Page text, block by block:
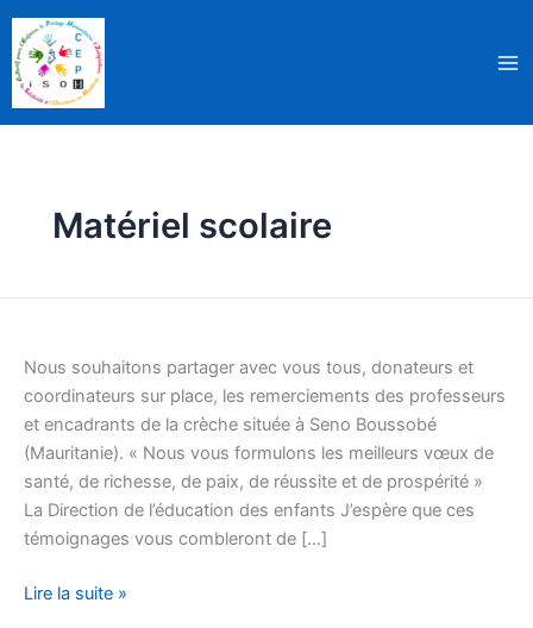
Aller
contenu
Matériel scolaire
Nous souhaitons partager avec vous tous, donateurs et
coordinateurs sur place, les remerciements des professeurs
et encadrants de la crèche située à Seno Boussobé
(Mauritanie). « Nous vous formulons les meilleurs vœux de
santé, de richesse, de paix, de réussite et de prospérité »
La Direction de l’éducation des enfants J’espère que ces
témoignages vous combleront de […]
dons
pour
le
village
de
Seno
Boussobé
Lire la suite »